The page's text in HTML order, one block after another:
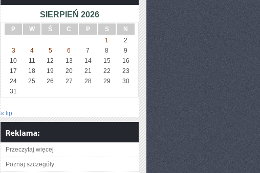
SIERPIEŃ 2026
P W Ś C P S
N
1
2
3
4 5 6 7 8
9
10
11 12 13 14 15
16
17
18 19 20 21 22
23
24
25 26 27 28 29
30
31
« lip
Przeczytaj więcej
Poznaj szczegóły